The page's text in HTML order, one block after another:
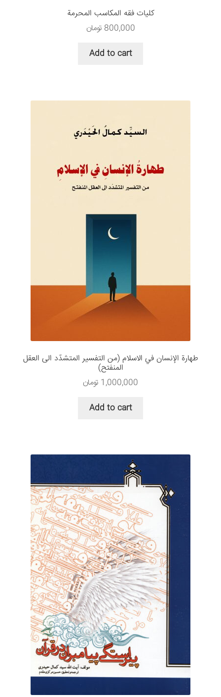
كليات فقه المكاسب المحرمة
800,000 تومان
Add to cart
طهارة الإنسان في الاسلام (من التفسیر المتشدّد الی العقل
المنفتح)
1,000,000 تومان
Add to cart